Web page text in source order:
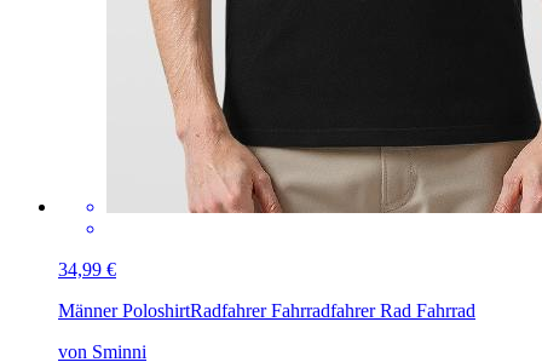
34,99 €
Männer PoloshirtRadfahrer Fahrradfahrer Rad Fahrrad
von Sminni